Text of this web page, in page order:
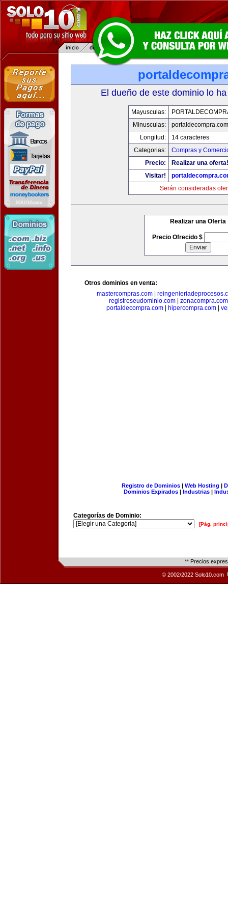
El dueño de este dominio lo
Mayusculas:
Minusculas:
portaldecompra.com
Longitud:
14 caracteres
Categorias:
Compras y
Precio:
Realizar una oferta!
Visitar!
Serán consideradas
Realizar una Oferta
Precio Ofrecido $
Otros dominios en venta:
mastercompras.com
registreseudominio.com
zonacompra.com
portaldecompra.com
hipercompra.com
Registro de Dominios| Web Hosting |
Dominios Expirados | Industrias |
Categorías de Dominio:
[Pág.
** Precios
© 2002/2022 Solo10.com